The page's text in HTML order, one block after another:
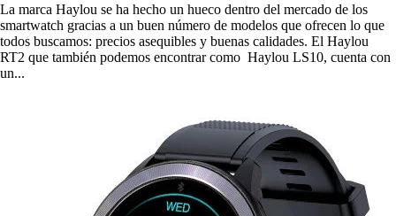
La marca Haylou se ha hecho un hueco dentro del mercado de los
smartwatch gracias a un buen número de modelos que ofrecen lo que
todos buscamos: precios asequibles y buenas calidades. El Haylou
RT2 que también podemos encontrar como Haylou LS10, cuenta con
un...